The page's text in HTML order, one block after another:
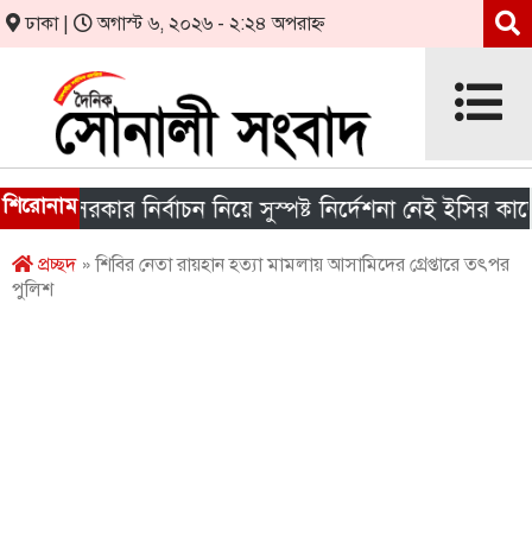
ঢাকা | অগাস্ট ৬, ২০২৬ - ২:২৪ অপরাহ্ন
শিরোনাম
সরকার নির্বাচন নিয়ে সুস্পষ্ট নির্দেশনা নেই ইসির কাছে
প্রচ্ছদ» শিবির নেতা রায়হান হত্যা মামলায় আসামিদের গ্রেপ্তারে তৎপর
পুলিশ